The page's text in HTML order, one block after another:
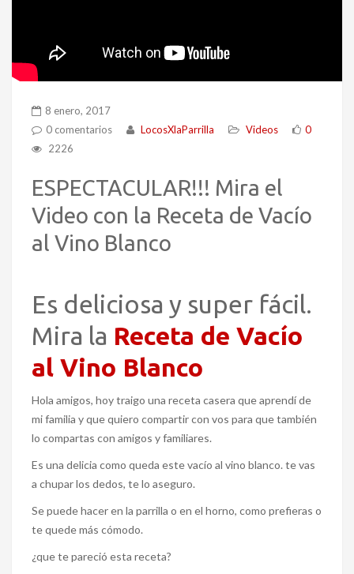
8 enero, 2017
0 comentarios
LocosXlaParrilla Videos
0
2226
ESPECTACULAR!!! Mira el
Video con la Receta de Vacío
al Vino Blanco
Es deliciosa y super fácil.
Mira la Receta de Vacío
al Vino Blanco
Hola amigos, hoy traigo una receta casera que aprendí de
mi familia y que quiero compartir con vos para que también
lo compartas con amigos y familiares.
Es una delicia como queda este vacío al vino blanco. te vas
a chupar los dedos, te lo aseguro.
Se puede hacer en la parrilla o en el horno, como prefieras o
te quede más cómodo.
¿que te pareció esta receta?